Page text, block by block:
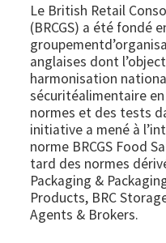
Le British Retail
(BRCGS) a été fondé
anglaises dont
harmonisation
sécuritéalimentaire
normes et des tests
initiative a mené à
norme BRCGS Food
tard des normes
Packaging &
Products, BRC
Agents & Brokers.